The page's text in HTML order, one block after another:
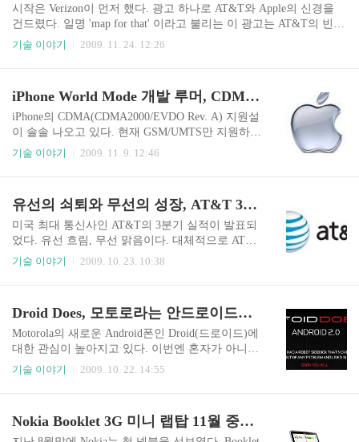
다한 사용량을 설정할지, 만일 그런 사용자가 있다
면 어떻게 대처할 것인지에 대해서는 언급이 없었
다. iPhone 요금제의 핵심중의 하나는 무제한 데이
터 사용에 대한 것이다. 사용자는 요금의 걱정없이
번 Ralph de la Vega의 발언은..
시작은 Verizon이 먼저 했다. 광고 하나로 AT&T와 Apple의 신경을
건드렸다. 일명 'map for that' 이라고 불리는 이 광고는 AT&T의 빈약
한 3G 커버리지를 조롱하며 iPhone의 가치를 끌어내렸다. AT&T를
커버리지를 가지고 있다고 끝을 내고 있다. AT&T는 이에 대해 지난
4일 애틀란타 연방법원에 비교광고 금지 가처분 신청을 냈다. 그리
고 법원은 18일 신청을 기각했다. 결국 Verizon의 손을 들어준 것이
다. 법원은 광고 자체에 사기성이나 잘못된 정보를 전달한..
기술 이야기 2009. 11. 24. 12:26
iPhone World Mode 개발 루머, CDMA 지원 가능성
iPhone의 CDMA(CDMA2000/EVDO Rev. A) 지원설
이 솔솔 나오고 있다. 현재 GSM/UMTS만 지원하는
iPhone이 CDMA를 지원하는 새로운 버전이 개발될
A와 함께 기존 GSM 네트워크를 사용할 수 있도록
하는 메인 칩은 Qualcomm이 제공하며, 기기의 제
조는 대만 Asustek의 자회사인 Pegatron이 맡을 것
이라고 전했다. 현재 iPhone은 대만의 혼하이 정밀
이 제조하고 있다. CDMA를 지원하는 새로운 iPhon
기술 이야기 2009. 11. 9. 12:46
유선의 쇠퇴와 무선의 성장, AT&T 3분기 실적은 나쁘지 않다
미국 최대 통신사인 AT&T의 3분기 실적이 발표되
었다. 유선 흐림, 무선 맑음이다. 대체적으로 AT&T
의 매출은 예상치를 넘어 긍정적으로 평가되는 분
익 하락은 유선부문의 영향이 컸다. 유선전화 가입
자의 대거 이탈로 인해 매출이 줄었다. 무려 154만
가입자가 3분기 동안 유선전화를 해지했다. 우리나
라도 그렇지만 현재 유선전화의 인터넷전화로의
전환이나 아예 유선전화를 없애는 사례가 늘고 있
한 경우에는 요금이 보다 저렴한 인터넷전화로의
전환이 늘고있다. 필연적으..
기술 이야기 2009. 10. 23. 10:38
Droid Does, 모토로라는 안드로이드로 부활할 것인가?
Motorola의 새로운 Android폰인 Droid(드로이드)에
대한 관심이 높아지고 있다. 이번엔 혼자가 아니다.
Android의 Google도, AT&T에 비해 네트워크 커버
라잡아 파트너를 삼았기 때문이다. Droid는 분명히
기술 이야기 2009. 10. 22. 14:55
Nokia Booklet 3G 미니 랩탑 11월 중순부터 미국 시판